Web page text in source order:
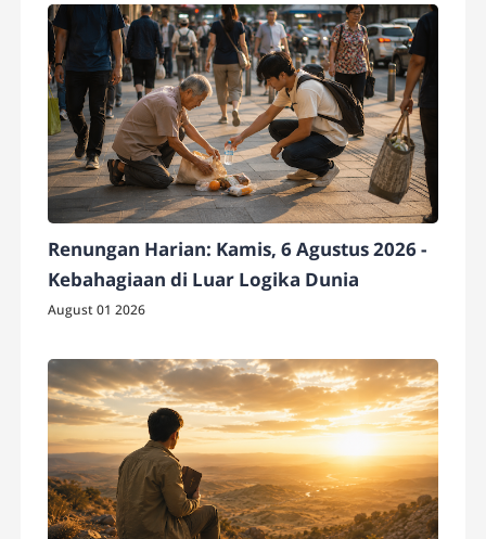
Renungan Harian: Kamis, 6 Agustus 2026 -
Kebahagiaan di Luar Logika Dunia
August 01 2026